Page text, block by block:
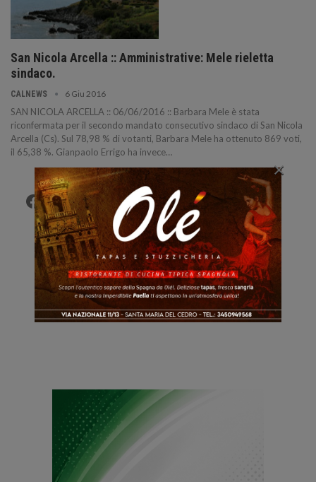
San Nicola Arcella :: Amministrative: Mele rieletta
sindaco.
CALNEWS 6 Giu 2016
SAN NICOLA ARCELLA :: 06/06/2016 :: Barbara Mele è stata
riconfermata per il secondo mandato consecutivo sindaco di San Nicola
Arcella (Cs). Sul 78,98 % di votanti, Barbara Mele ha ottenuto 869 voti,
il 65,38 %. Gianpaolo Errigo ha invece…
Facebook
Twitter
×